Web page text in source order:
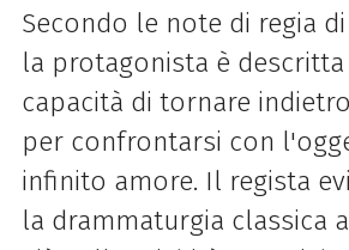
Secondo le note di regia di
la protagonista è
capacità di tornare
per confrontarsi con
infinito amore. Il regista
la drammaturgia classica